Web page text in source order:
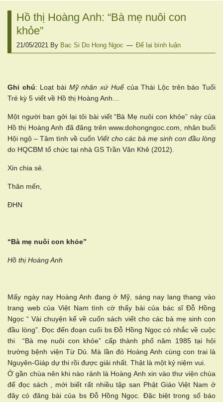
Hồ thị Hoàng Anh: “Bà mẹ nuôi con
khỏe”
21/05/2021 By Bac Si Do Hong Ngoc Để lại bình luận
Ghi chú: Loạt bài Mỹ nhân xứ Huếcủa Thái Lộc trên báo Tuổi
Trẻ kỳ 5 viết về Hồ thị Hoàng Anh…
Một người bạn gởi lại tôi bài viết “Bà Mẹ nuôi con khỏe” này của
Hồ thị Hoàng Anh đã đăng trên www.dohongngoc.com, nhân buổi
Hội ngộ – Tâm tình về cuốn Viết cho các bà mẹ sinh con đầu lòng
do HQCBM tổ chức tại nhà GS Trần Văn Khê (2012).
Xin chia sẻ.
Thân mến,
ĐHN
“Bà mẹ nuôi con khỏe”
Hồ thị Hoàng Anh
Mấy ngày nay Hoàng Anh đang ở Mỹ, sáng nay lang thang vào
trang web của Việt Nam tình cờ thấy bài của bác sĩ Đỗ Hồng
Ngọc “ Vài chuyện kể về cuốn sách viết cho các bà mẹ sinh con
đầu lòng”. Đọc đến đoạn cuối bs Đỗ Hồng Ngọc có nhắc về cuộc
thi “Bà mẹ nuôi con khỏe” cấp thành phố năm 1985 tại hội
trường bệnh viện Từ Dủ. Mà lần đó Hoàng Anh cùng con trai là
Nguyên-Giáp dự thi rồi được giải nhất. Thật là một kỷ niệm vui.
Ở gần chùa nên khi nào rảnh là Hoàng Anh xin vào thư viện chùa
để đọc sách , mới biết rất nhiều tập san Phật Giáo Việt Nam ở
đây có đăng bài của bs Đỗ Hồng Ngọc. Đặc biệt trong số báo